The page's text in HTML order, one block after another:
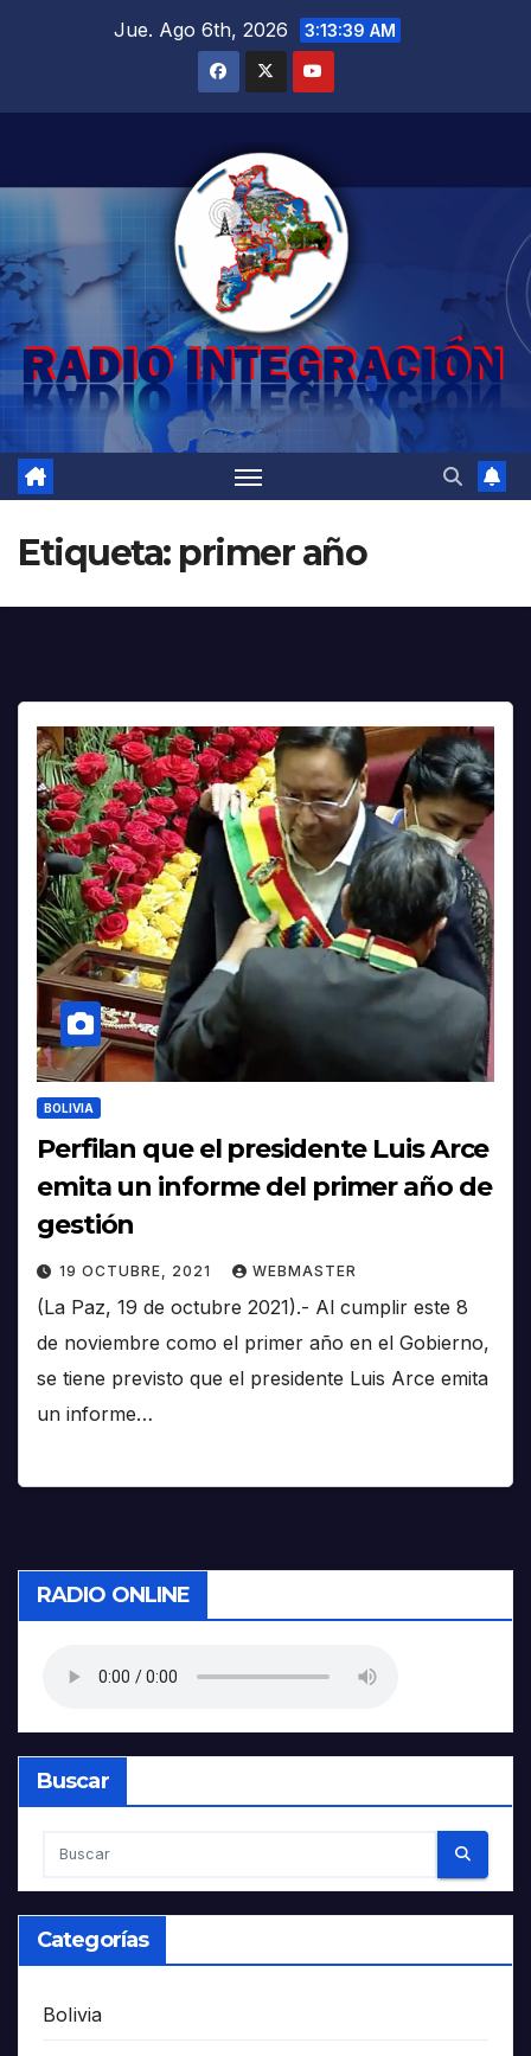
Jue. Ago 6th, 2026 3:13:40 AM
Etiqueta: primer año
BOLIVIA
Perfilan que el presidente Luis Arce
emita un informe del primer año de
gestión
19 OCTUBRE, 2021 WEBMASTER
(La Paz, 19 de octubre 2021).- Al cumplir este 8
de noviembre como el primer año en el Gobierno,
se tiene previsto que el presidente Luis Arce emita
un informe…
RADIO ONLINE
Buscar
Categorías
Bolivia